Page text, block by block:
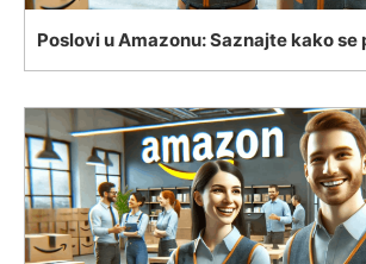
Poslovi u Amazonu: Saznajte kako